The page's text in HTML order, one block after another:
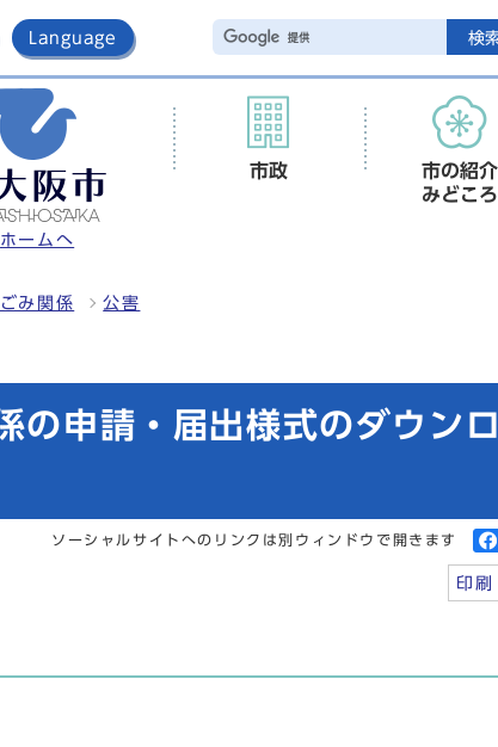
Language 検
ホームへ
市政
市の紹介
みどころ
み関係 公害
の申請・届出様式のダウン
ソーシャルサイトへのリンクは別ウィンドウで開きます
印刷